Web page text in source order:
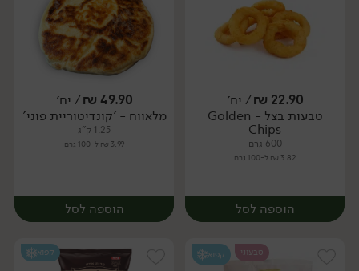
יח׳ יח׳
22.90
₪/ יח׳
טבעות בצל - Golden
Chips
600 גרם
3.82 ₪ ל-100 גרם
הוספה לסל
49.90
₪/ יח׳
מלאווח - 'קונדיטוריית פוני'
1.25 ק"ג
3.99 ₪ ל-100 גרם
הוספה לסל
טבעוני קפוא קפוא